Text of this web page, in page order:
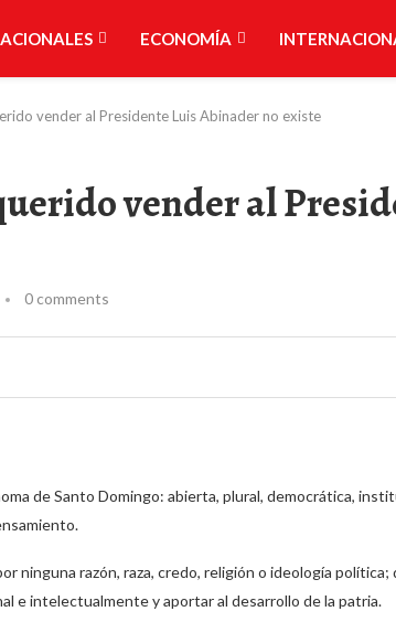
ECONOMÍA
vender al Presidente Luis Abinader no existe
vender al
0 comments
de Santo Domingo: abierta, plural, democrática,
ninguna razón, raza, credo, religión o ideología
e intelectualmente y aportar al desarrollo de la patria.